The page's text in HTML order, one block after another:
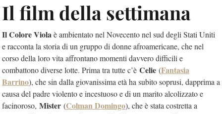
Il film della settimana
Il Colore Violaè ambientato nel Novecento nel sud degli Stati Uniti
e racconta la storia di un gruppo di donne afroamericane, che nel
corso della loro vita affrontano momenti davvero difficili e
combattono diverse lotte. Prima tra tutte c’è Celie (Fantasia
Barrino), che sin dalla giovanissima età ha subito soprusi, dapprima a
causa del padre violento e incestuoso e di un marito alcolizzato e
facinoroso, Mister (Colman Domingo), che è stata costretta a